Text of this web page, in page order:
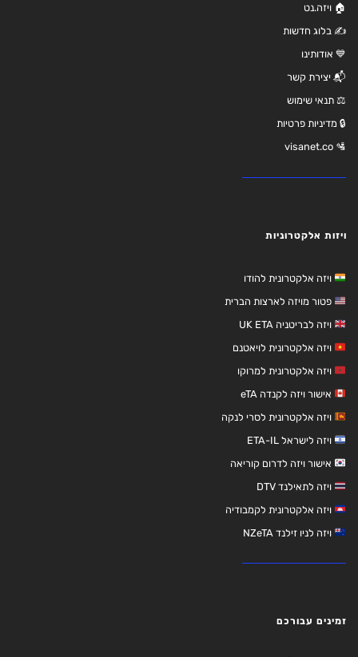
🏠 ויזה.נט
✍️ בלוג חדשות
💙 אודותינו
📬 יצירת קשר
⚖️ תנאי שימוש
🔒 מדיניות פרטיות
🛂 visanet.co
ויזות אלקטרוניות
ויזה אלקטרונית להודו
פטור מויזה לארצות הברית
ויזה לבריטניה UK ETA
ויזה אלקטרונית לויאטנם
ויזה אלקטרונית למרוקו
אישור ויזה לקנדה eTA
ויזה אלקטרונית לסרי לנקה
ויזה לישראל ETA-IL
אישור ויזה לדרום קוריאה
ויזה לתאילנד DTV
ויזה אלקטרונית לקמבודיה
ויזה לניו זילנד NZeTA
זמינים עבורכם